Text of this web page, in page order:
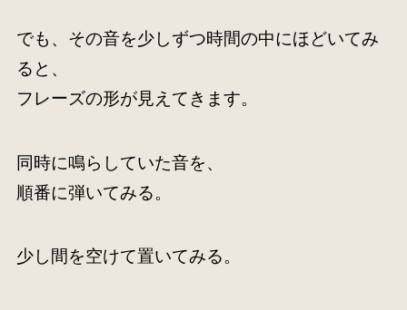
でも、その音を少しずつ時間の中にほどいてみ
ると、
フレーズの形が見えてきます。
同時に鳴らしていた音を、
順番に弾いてみる。
少し間を空けて置いてみる。